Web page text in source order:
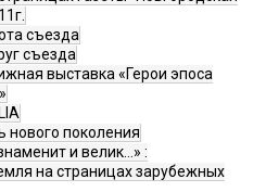
съезда
съезда
выставка «Герои эпоса
нового поколения
и велик…» :
на страницах зарубежных